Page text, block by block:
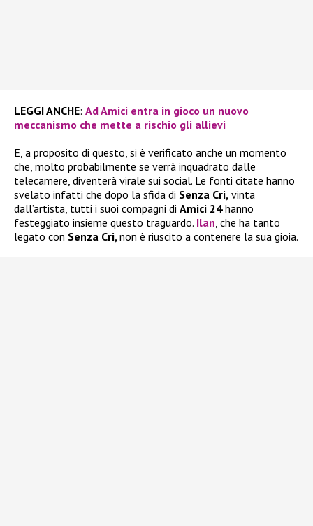
LEGGI ANCHE: Ad Amici entra in gioco un nuovo
meccanismo che mette a rischio gli allievi
E, a proposito di questo, si è verificato anche un momento
che, molto probabilmente se verrà inquadrato dalle
telecamere, diventerà virale sui social. Le fonti citate hanno
svelato infatti che dopo la sfida di Senza Cri, vinta
dall’artista, tutti i suoi compagni di Amici 24hanno
festeggiato insieme questo traguardo. Ilan, che ha tanto
legato con Senza Cri,non è riuscito a contenere la sua gioia.